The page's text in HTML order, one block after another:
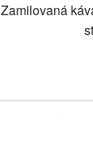
Zamilovaná